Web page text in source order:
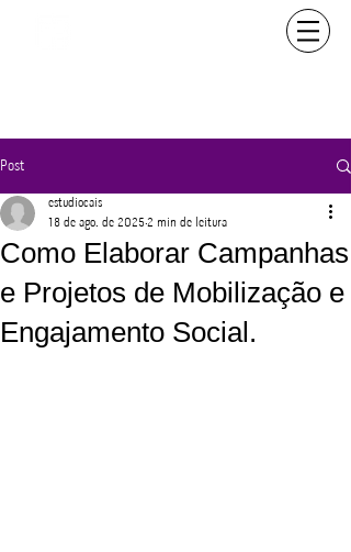
Post
Como Elaborar Campanhas
e Projetos de Mobilização e
Engajamento Social.
estudiocais
18 de ago. de 2025 2 min de leitura